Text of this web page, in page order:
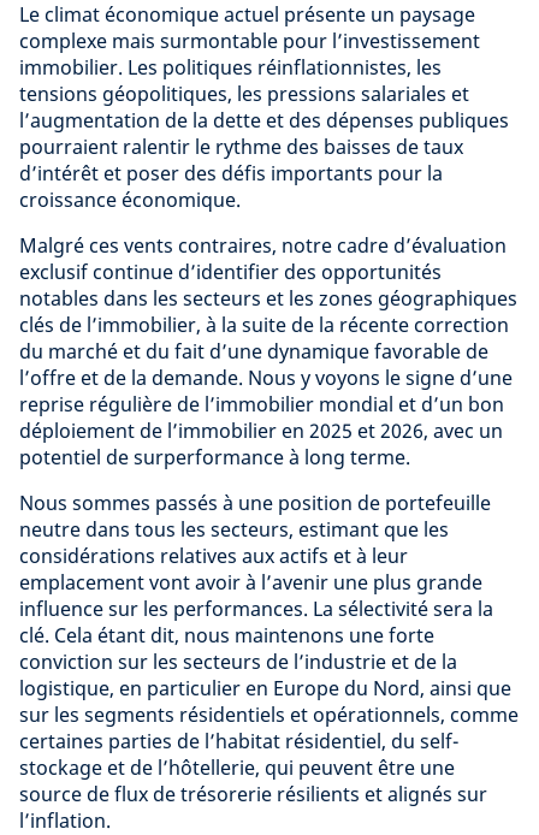
Le climat économique actuel présente un paysage
complexe mais surmontable pour l’investissement
immobilier. Les politiques réinflationnistes, les
tensions géopolitiques, les pressions salariales et
l’augmentation de la dette et des dépenses publiques
pourraient ralentir le rythme des baisses de taux
d’intérêt et poser des défis importants pour la
croissance économique.
Malgré ces vents contraires, notre cadre d’évaluation
exclusif continue d’identifier des opportunités
notables dans les secteurs et les zones géographiques
clés de l’immobilier, à la suite de la récente correction
du marché et du fait d’une dynamique favorable de
l’offre et de la demande. Nous y voyons le signe d’une
reprise régulière de l’immobilier mondial et d’un bon
déploiement de l’immobilier en 2025 et 2026, avec un
potentiel de surperformance à long terme.
Nous sommes passés à une position de portefeuille
neutre dans tous les secteurs, estimant que les
considérations relatives aux actifs et à leur
emplacement vont avoir à l’avenir une plus grande
influence sur les performances. La sélectivité sera la
clé. Cela étant dit, nous maintenons une forte
conviction sur les secteurs de l’industrie et de la
logistique, en particulier en Europe du Nord, ainsi que
sur les segments résidentiels et opérationnels, comme
certaines parties de l’habitat résidentiel, du self-
stockage et de l’hôtellerie, qui peuvent être une
source de flux de trésorerie résilients et alignés sur
l’inflation.